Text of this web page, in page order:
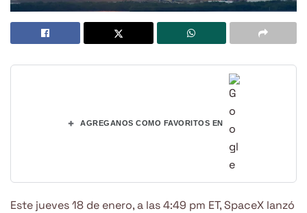
+ AGREGANOS COMO FAVORITOS EN
Este jueves 18 de enero, a las 4:49 pm ET, SpaceX lanzó